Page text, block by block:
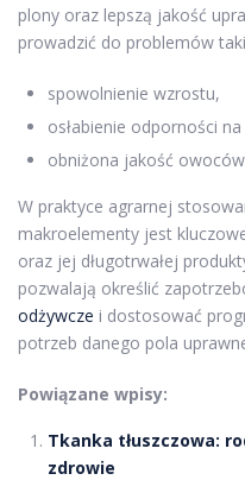
plony oraz lepszą jakość
prowadzić do problemów
spowolnienie wzrostu,
osłabienie odporności
obniżona jakość
W praktyce agrarnej
makroelementy jest
oraz jej długotrwałej
pozwalają określić
odżywcze i dostosować
potrzeb danego pola
Powiązane wpisy:
Tkanka tłuszczowa:
zdrowie